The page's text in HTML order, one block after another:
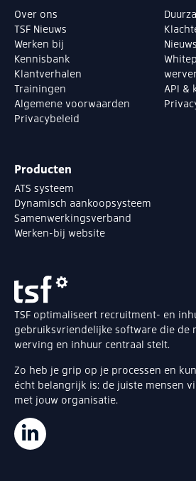
Over ons
TSF Nieuws
Werken bij
Kennisbank
Klantverhalen
Trainingen
Algemene voorwaarden
Privacybeleid
API &
Producten
ATS systeem
Dynamisch aankoopsysteem
Samenwerkingsverband
Werken-bij website
TSF optimaliseert recruitment- en
gebruiksvriendelijke software die de
werving en inhuur centraal stelt.
Zo heb je grip op je processen en
écht belangrijk is: de juiste mensen
met jouw organisatie.